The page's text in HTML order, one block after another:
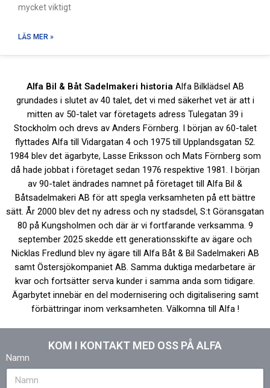
mycket viktigt
LÄS MER »
Alfa Bil & Båt Sadelmakeri historia Alfa Bilklädsel AB
grundades i slutet av 40 talet, det vi med säkerhet vet är att i
mitten av 50-talet var företagets adress Tulegatan 39 i
Stockholm och drevs av Anders Förnberg. I början av 60-talet
flyttades Alfa till Vidargatan 4 och 1975 till Upplandsgatan 52.
1984 blev det ägarbyte, Lasse Eriksson och Mats Förnberg som
då hade jobbat i företaget sedan 1976 respektive 1981. I början
av 90-talet ändrades namnet på företaget till Alfa Bil &
Båtsadelmakeri AB för att spegla verksamheten på ett bättre
sätt. År 2000 blev det ny adress och ny stadsdel, S:t Göransgatan
80 på Kungsholmen och där är vi fortfarande verksamma. 9
september 2025 skedde ett generationsskifte av ägare och
Nicklas Fredlund blev ny ägare till Alfa Båt & Bil Sadelmakeri AB
samt Östersjökompaniet AB. Samma duktiga medarbetare är
kvar och fortsätter serva kunder i samma anda som tidigare.
Ägarbytet innebär en del modernisering och digitalisering samt
förbättringar inom verksamheten. Välkomna till Alfa !
KOM I KONTAKT MED OSS PÅ ALFA
Namn